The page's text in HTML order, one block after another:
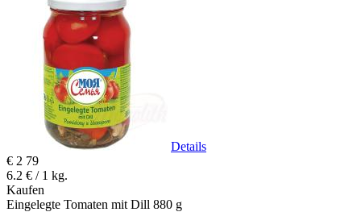
Details
€ 2 79
6.2 € / 1 kg.
Kaufen
Eingelegte Tomaten mit Dill 880 g